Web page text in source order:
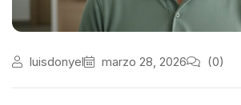
luisdonyel marzo 28, 2026 (0)